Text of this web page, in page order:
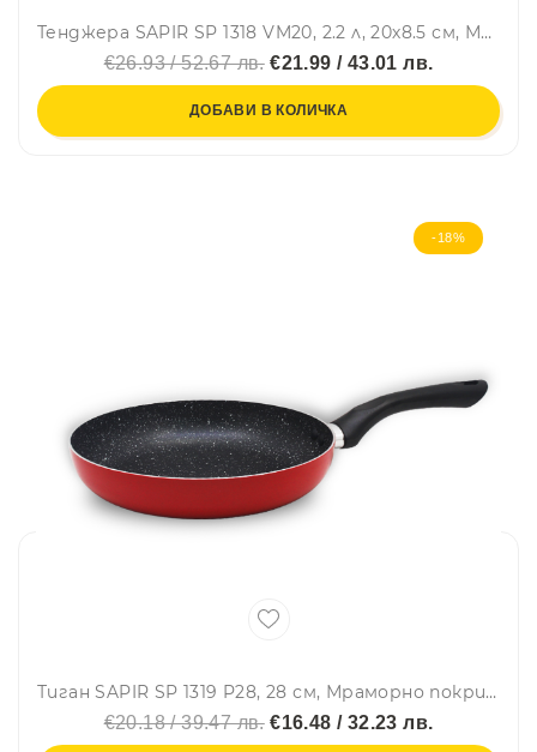
Тенджера SAPIR SP 1318 VM20, 2.2 л, 20х8.5 см, Мраморно покритие, Индукция, Черен
€26.93 / 52.67 лв.€21.99 / 43.01 лв.
ДОБАВИ В КОЛИЧКА
-18%
Тиган SAPIR SP 1319 P28, 28 см, Мраморно покритие, Червен
€20.18 / 39.47 лв.€16.48 / 32.23 лв.